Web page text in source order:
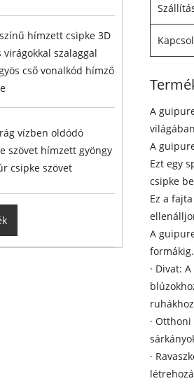
hímzett csipke 3D
virágokkal szalaggal
cső vonalkód hímző
vízben oldódó
szövet hímzett gyöngy
csipke szövet
A
A
Ezt egy
csipke
Ez a
A
· Divat:
·
·